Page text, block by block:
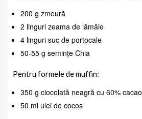
200 g zmeură
2 linguri zeama de lămâie
4 linguri suc de portocale
50-55 g semințe Chia
Pentru formele de muffin:
350 g ciocolată neagră cu 60% cacao
50 ml ulei de cocos